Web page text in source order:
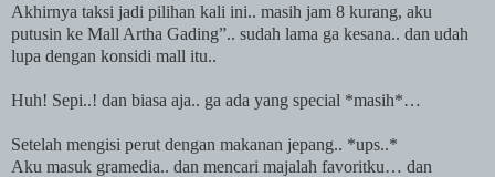
Akhirnya taksi jadi pilihan kali ini.. masih jam 8 kurang, aku
putusin ke Mall Artha Gading”.. sudah lama ga kesana.. dan udah
lupa dengan konsidi mall itu..
Huh! Sepi..! dan biasa aja.. ga ada yang special *masih*…
Setelah mengisi perut dengan makanan jepang.. *ups..*
Aku masuk gramedia.. dan mencari majalah favoritku… dan